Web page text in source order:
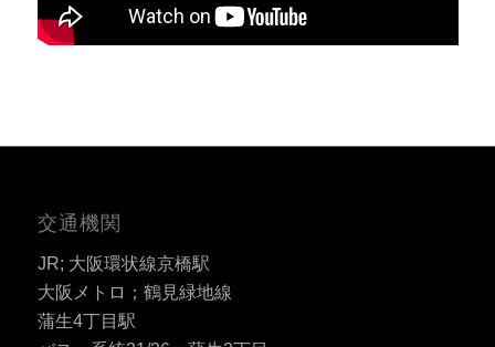
交通機関
JR; 大阪環状線京橋駅
大阪メトロ；鶴見緑地線
蒲生4丁目駅